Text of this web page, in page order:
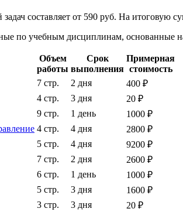
составляет от 590 руб. На
по учебным дисциплинам, основанные
Объем
работы
Срок
выполнения
Примерная
стоимость
7 стр. 2 дня
400 ₽
4 стр. 3 дня
20 ₽
9 стр. 1 день
1000 ₽
4 стр. 4 дня
2800 ₽
5 стр. 4 дня
9200 ₽
7 стр. 2 дня
2600 ₽
6 стр. 1 день
1000 ₽
5 стр. 3 дня
1600 ₽
3 стр. 3 дня
20 ₽